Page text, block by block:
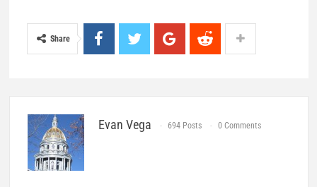
Share
Evan Vega 694 Posts 0 Comments